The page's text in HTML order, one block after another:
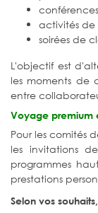
activités
soirées de
L'objectif est
les moments de
entre
Voyage premium
Pour les comités
les invitations
programmes
prestations
Selon vos